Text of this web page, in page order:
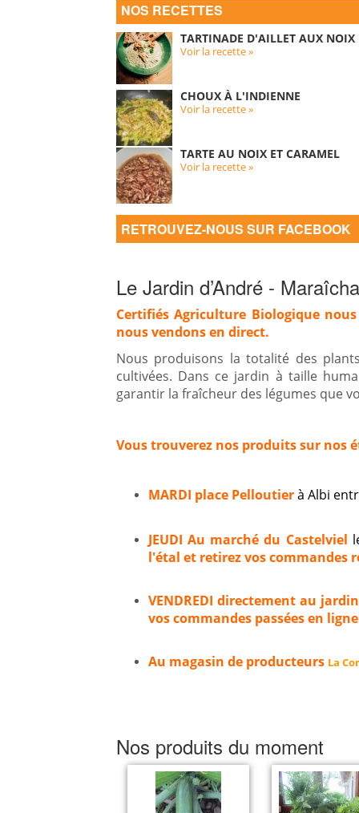
NOS RECETTES
TARTINADE D'AILLET AUX NOIX
Voir la recette »
CHOUX À L'INDIENNE
Voir la recette »
TARTE AU NOIX ET CARAMEL
Voir la recette »
RETROUVEZ-NOUS SUR FACEBOOK
Le Jardin d’André -
Certifiés Agriculture Biologique
nous vendons en direct.
Nous produisons la totalité des
cultivées. Dans ce jardin à taille
garantir la fraîcheur des légumes que
Vous trouverez nos produits sur nos
MARDI place Pelloutierà Albi
JEUDI Au marché du Castelviel
l'étal et retirez vos commandes
VENDREDI directement au
vos commandes passées en ligne
Au magasin de producteurs La
Nos produits du moment